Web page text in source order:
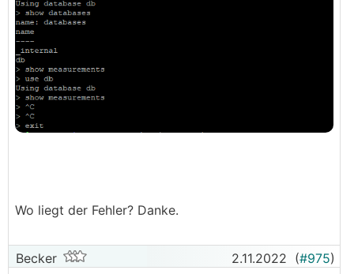
Wo liegt der Fehler? Danke.
Becker 2.11.2022 (#975)